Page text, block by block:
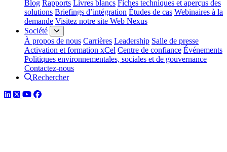
Blog Rapports Livres blancs Fiches techniques et aperçus des
solutions Briefings d’intégration Études de cas Webinaires à la
demande Visitez notre site Web Nexus
Société
À propos de nous Carrières Leadership Salle de presse
Activation et formation xCel Centre de confiance Événements
Politiques environnementales, sociales et de gouvernance
Contactez-nous
Rechercher
LinkedIn
TwitterYouTube
Facebook